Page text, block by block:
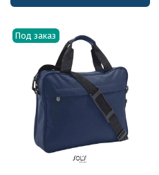
Под заказ